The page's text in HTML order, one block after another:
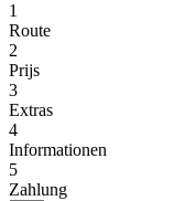
1
Route
2
Prijs
3
Extras
4
Informationen
5
Zahlung